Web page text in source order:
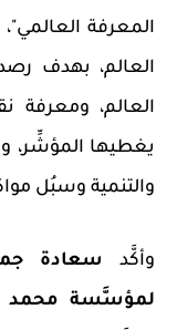
المعرفة
العالم، بهدف
العالم، ومعرفة
يغطيها المؤشِّر،
والتنمية وسبُل
وأكَّد
سعادة
لمؤسَّسة محمد